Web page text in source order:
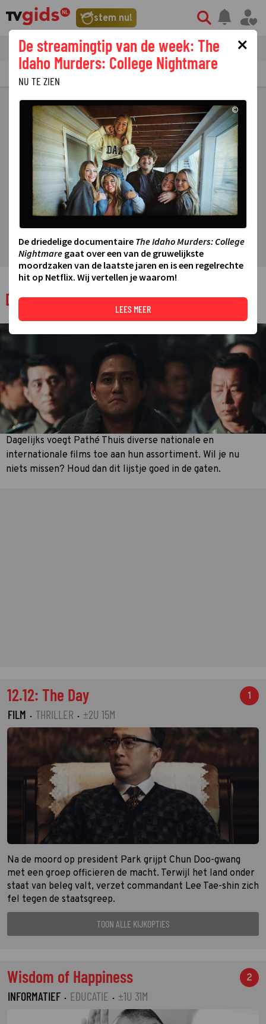
stem nu!
tvgids streaming nieuws
PRIMETIME GEMIST
De 20 nieuwste films van Pathé Thuis
Dagelijks voegt Pathé Thuis diverse nationale en
internationale films toe aan hun assortiment. Wil je nu
niets missen? Houd dan dit lijstje goed in de gaten.
12.12: The Day 1
FILM · THRILLER · ±2U 15M
Na de moord op president Park grijpt Chun Doo-gwang
met een groep officieren de macht. Terwijl het land onder
staat van beleg valt, verzet commandant Lee Tae-shin zich
fel tegen de staatsgreep.
TOON ALLE KIJKOPTIES
Wisdom of Happiness 2
INFORMATIEF · EDUCATIE · ±1U 31M
×
De streamingtip van de week: The
Idaho Murders: College Nightmare
NU TE ZIEN
©
De driedelige documentaire The Idaho Murders: College
Nightmare gaat over een van de gruwelijkste
moordzaken van de laatste jaren en is een regelrechte
hit op Netflix. Wij vertellen je waarom!
LEES MEER